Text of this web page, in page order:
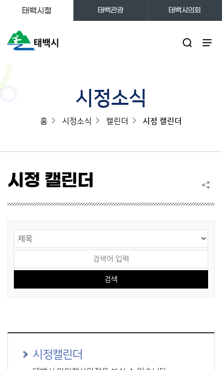
태백시청 태백관광 태백시의회
시정소식
홈 시정소식 캘린더 시정 캘린더
시정 캘린더
시정캘린더